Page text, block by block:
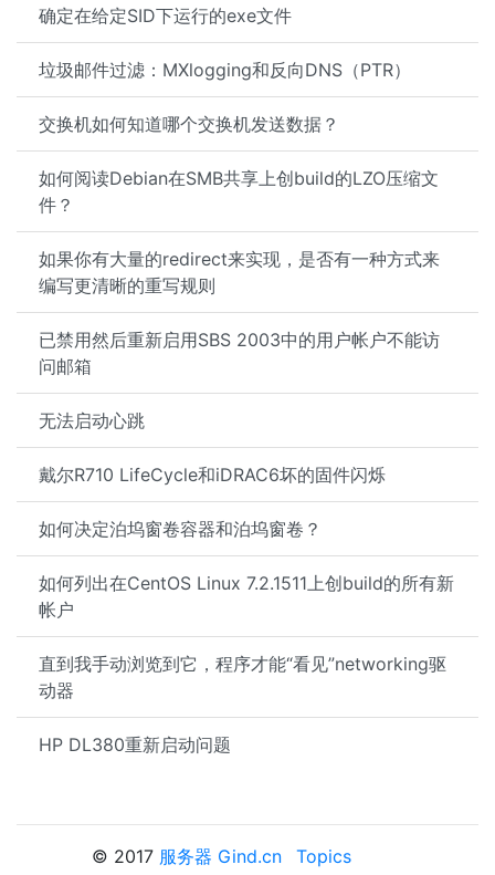
确定在给定SID下运行的exe文件
垃圾邮件过滤：MXlogging和反向DNS（PTR）
交换机如何知道哪个交换机发送数据？
如何阅读Debian在SMB共享上创build的LZO压缩文
件？
如果你有大量的redirect来实现，是否有一种方式来
编写更清晰的重写规则
已禁用然后重新启用SBS 2003中的用户帐户不能访
问邮箱
无法启动心跳
戴尔R710 LifeCycle和iDRAC6坏的固件闪烁
如何决定泊坞窗卷容器和泊坞窗卷？
如何列出在CentOS Linux 7.2.1511上创build的所有新
帐户
直到我手动浏览到它，程序才能“看见”networking驱
动器
HP DL380重新启动问题
© 2017 服务器 Gind.cn
Topics